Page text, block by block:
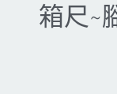
箱尺~